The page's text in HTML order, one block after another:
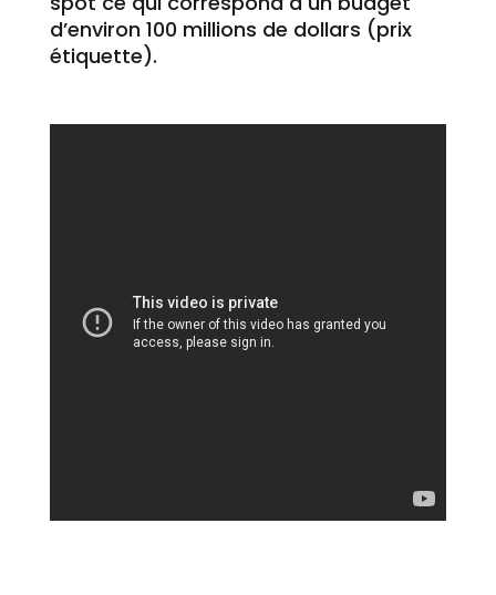
d’environ 100 millions de dollars (prix
étiquette).